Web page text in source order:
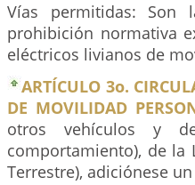
Vías permitidas: Son
prohibición normativa
eléctricos livianos de
ARTÍCULO 3o.
DE MOVILIDAD
otros vehículos y
comportamiento), de la
Terrestre), adiciónese